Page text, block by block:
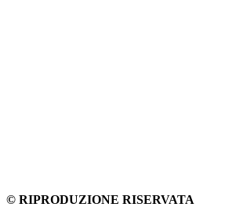
© RIPRODUZIONE RISERVATA